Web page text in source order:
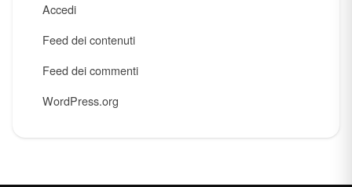
Accedi
Feed dei contenuti
Feed dei commenti
WordPress.org